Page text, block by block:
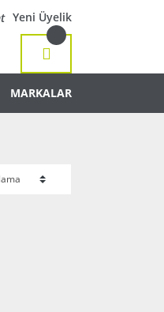
Yeni Üyelik
MARKALAR